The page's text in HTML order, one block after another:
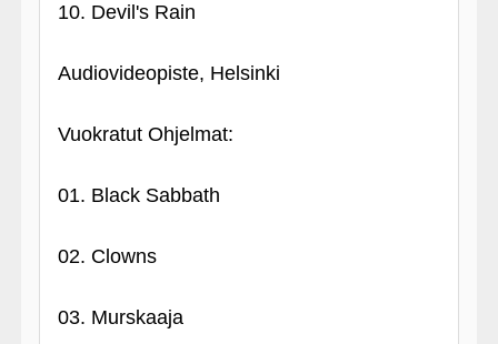
10. Devil's Rain
Audiovideopiste, Helsinki
Vuokratut Ohjelmat:
01. Black Sabbath
02. Clowns
03. Murskaaja